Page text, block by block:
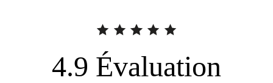
4.9 Évaluation